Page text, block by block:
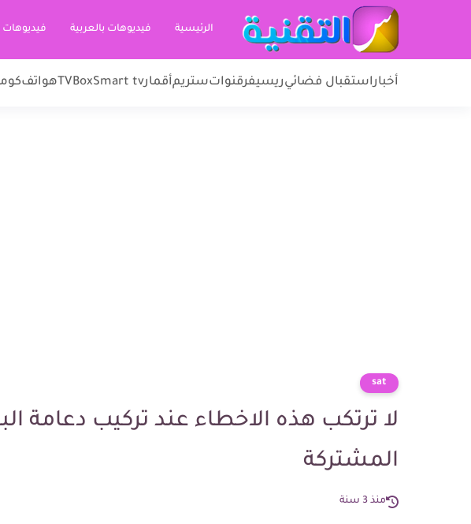
الرئيسية فيديوهات بالعربية فيديوهات
أخباراستقبال فضائيريسيفرقنواتستريمأقمارSmart tv
TVBox هواتف
sat
لا ترتكب هذه الاخطاء عند تركيب دعامة
المشتركة
منذ 3 سنة